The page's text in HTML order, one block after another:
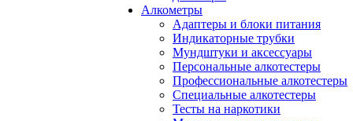
Алкометры
Адаптеры и блоки питания
Индикаторные трубки
Мундштуки и аксессуары
Персональные алкотестеры
Профессиональные алкотестеры
Специальные алкотестеры
Тесты на наркотики